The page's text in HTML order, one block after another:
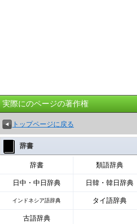
実際にのページの著作権
トップページに戻る
辞書
辞書 類語辞典
日中・中日辞典 日韓・韓日辞典
インドネシア語辞典 タイ語辞典
古語辞典